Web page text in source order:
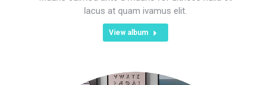
lacus at quam ivamus elit.
View album